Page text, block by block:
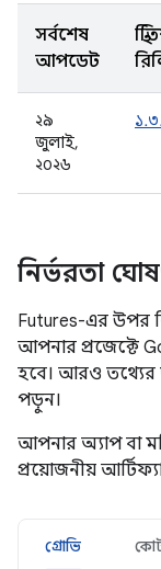
সর্বশেষ
আপডেট
২৯
জুলাই,
২০২৬
নির্ভরতা
Futures-এর উপর
আপনার প্রজেক্টে
হবে। আরও তথ্যের
পড়ুন।
আপনার অ্যাপ বা
প্রয়োজনীয়
গ্রোভি